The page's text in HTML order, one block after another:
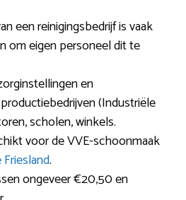
een reinigingsbedrijf is vaak
om eigen personeel dit te
en
(Industriële
scholen, winkels.
voor de VVE-schoonmaak
.
ongeveer €20,50 en